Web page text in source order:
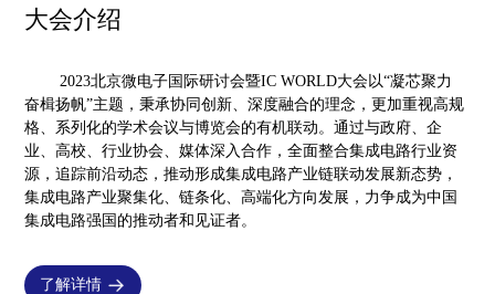
大会介绍
2023北京微电子国际研讨会暨IC WORLD大会以“凝芯聚力
奋楫扬帆”主题，秉承协同创新、深度融合的理念，更加重视高规
格、系列化的学术会议与博览会的有机联动。通过与政府、企
业、高校、行业协会、媒体深入合作，全面整合集成电路行业资
源，追踪前沿动态，推动形成集成电路产业链联动发展新态势，
集成电路产业聚集化、链条化、高端化方向发展，力争成为中国
集成电路强国的推动者和见证者。
了解详情